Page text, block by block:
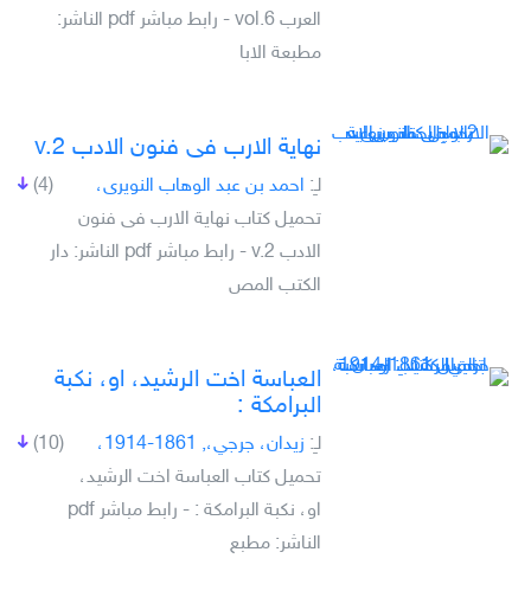
العرب vol.6 - رابط مباشر pdf الناشر:
مطبعة الابا
نهاية الارب فى فنون الادب v.2
(4) لـِ: احمد بن عبد الوهاب النويرى،
تحميل كتاب نهاية الارب فى فنون
الادب v.2 - رابط مباشر pdf الناشر: دار
الكتب المص
العباسة اخت الرشيد، او، نكبة
البرامكة :
(10) لـِ: زيدان، جرجي،, 1861-1914،
تحميل كتاب العباسة اخت الرشيد،
او، نكبة البرامكة : - رابط مباشر pdf
الناشر: مطبع